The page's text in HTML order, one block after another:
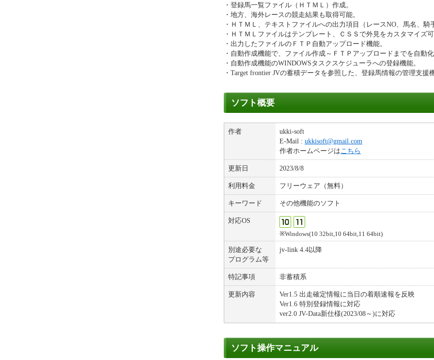
・登録馬一覧ファイル（ＨＴＭＬ）作成。
・地方、海外レースの競走結果も取得可能。
・ＨＴＭＬ、テキストファイルへの出力項目（レースNO、馬名、騎
・ＨＴＭＬファイルはテンプレート、ＣＳＳで外見をカスタマイズ可
・出力したファイルのＦＴＰ自動アップロード機能。
・自動作成機能で、ファイル作成～ＦＴＰアップロードまでを自動化
・自動作成機能のWINDOWSタスクスケジューラへの登録機能。
・Target frontier JVの蓄積データを参照した、登録馬情報の管理支援
ソフト概要
作者
ukki-soft
E-Mail : ukkisoft@gmail.com
作者ホームページはこちら
更新日 2023/8/8
利用料金 フリーウェア（無料）
キーワード その他機能のソフト
対応OS
※Windows(10 32bit,10 64bit,11 64bit)
別途必要な
プログラム等
jv-link 4.4以降
特記事項 非蓄積系
更新内容
Ver1.5 出走確定情報に当日の着順速報を反映
Ver1.6 特別登録情報に対応
ver2.0 JV-Data新仕様(2023/08～)に対応
ソフト操作マニュアル